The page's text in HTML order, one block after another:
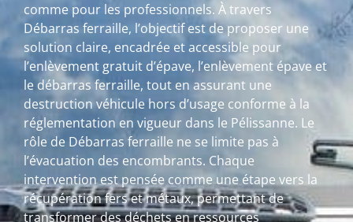
comme pour les professionnels. À travers
Débarras ferraille, l’objectif est de proposer une
solution claire, encadrée et accessible pour
l’enlèvement gratuit d’épave, l’enlèvement épave et
le débarras ferraille, tout en assurant une
destruction véhicule hors d’usage conforme à la
réglementation en vigueur dans le Pélissanne. Le
rôle de Débarras ferraille ne se limite pas à
l’évacuation des encombrants. Chaque
intervention est pensée comme une étape vers la
récupération fers et métaux, permettant de
transformer des déchets en ressources